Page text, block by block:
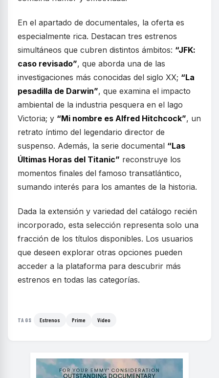
En el apartado de documentales, la oferta es
especialmente rica. Destacan tres estrenos
simultáneos que cubren distintos ámbitos: “JFK:
caso revisado”, que aborda una de las
investigaciones más conocidas del siglo XX; “La
pesadilla de Darwin”, que examina el impacto
ambiental de la industria pesquera en el lago
Victoria; y “Mi nombre es Alfred Hitchcock”, un
retrato íntimo del legendario director de
suspenso. Además, la serie documental “Las
Últimas Horas del Titanic” reconstruye los
momentos finales del famoso transatlántico,
sumando interés para los amantes de la historia.
Dada la extensión y variedad del catálogo recién
incorporado, esta selección representa solo una
fracción de los títulos disponibles. Los usuarios
que deseen explorar otras opciones pueden
acceder a la plataforma para descubrir más
estrenos en todas las categorías.
TAGS Estrenos Prime Video